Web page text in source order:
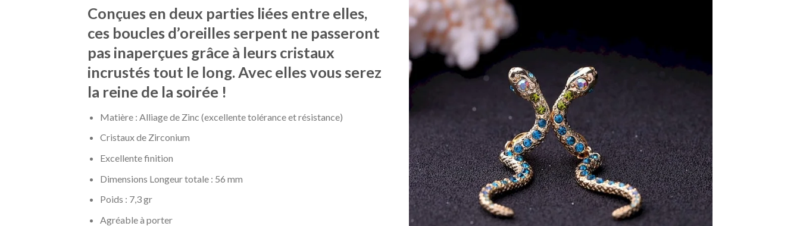
Conçues en deux parties liées entre elles,
ces boucles d’oreilles serpent ne passeront
pas inaperçues grâce à leurs cristaux
incrustés tout le long. Avec elles vous serez
la reine de la soirée !
Matière : Alliage de Zinc (excellente tolérance et résistance)
Cristaux de Zirconium
Excellente finition
Dimensions Longeur totale : 56 mm
Poids : 7,3 gr
Agréable à porter